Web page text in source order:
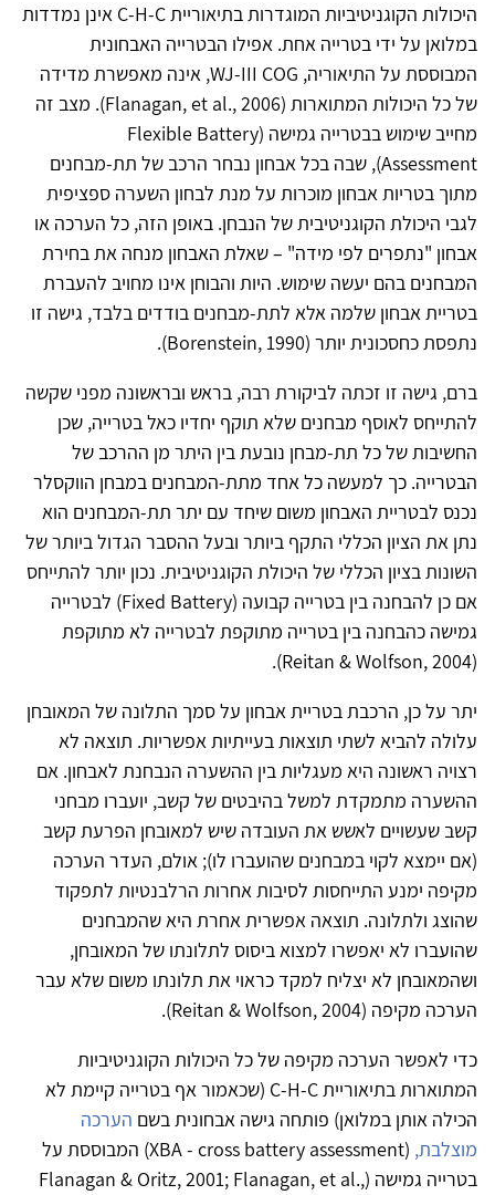
היכולות הקוגניטיביות המוגדרות בתיאוריית C-H-C אינן נמדדות
במלואן על ידי בטרייה אחת. אפילו הבטרייה האבחונית
המבוססת על התיאוריה, WJ-III COG, אינה מאפשרת מדידה
של כל היכולות המתוארות (Flanagan, et al., 2006). מצב זה
מחייב שימוש בבטרייה גמישה (Flexible Battery
Assessment), שבה בכל אבחון נבחר הרכב של תת-מבחנים
מתוך בטריות אבחון מוכרות על מנת לבחון השערה ספציפית
לגבי היכולת הקוגניטיבית של הנבחן. באופן הזה, כל הערכה או
אבחון "נתפרים לפי מידה" – שאלת האבחון מנחה את בחירת
המבחנים בהם יעשה שימוש. היות והבוחן אינו מחויב להעברת
בטריית אבחון שלמה אלא לתת-מבחנים בודדים בלבד, גישה זו
נתפסת כחסכונית יותר (Borenstein, 1990).
ברם, גישה זו זכתה לביקורת רבה, בראש ובראשונה מפני שקשה
להתייחס לאוסף מבחנים שלא תוקף יחדיו כאל בטרייה, שכן
החשיבות של כל תת-מבחן נובעת בין היתר מן ההרכב של
הבטרייה. כך למעשה כל אחד מתת-המבחנים במבחן הווקסלר
נכנס לבטריית האבחון משום שיחד עם יתר תת-המבחנים הוא
נתן את הציון הכללי התקף ביותר ובעל ההסבר הגדול ביותר של
השונות בציון הכללי של היכולת הקוגניטיבית. נכון יותר להתייחס
אם כן להבחנה בין בטרייה קבועה (Fixed Battery) לבטרייה
גמישה כהבחנה בין בטרייה מתוקפת לבטרייה לא מתוקפת
(Reitan & Wolfson, 2004).
יתר על כן, הרכבת בטריית אבחון על סמך התלונה של המאובחן
עלולה להביא לשתי תוצאות בעייתיות אפשריות. תוצאה לא
רצויה ראשונה היא מעגליות בין ההשערה הנבחנת לאבחון. אם
ההשערה מתמקדת למשל בהיבטים של קשב, יועברו מבחני
קשב שעשויים לאשש את העובדה שיש למאובחן הפרעת קשב
(אם יימצא לקוי במבחנים שהועברו לו); אולם, העדר הערכה
מקיפה ימנע התייחסות לסיבות אחרות הרלבנטיות לתפקוד
שהוצג ולתלונה. תוצאה אפשרית אחרת היא שהמבחנים
שהועברו לא יאפשרו למצוא ביסוס לתלונתו של המאובחן,
ושהמאובחן לא יצליח למקד כראוי את תלונתו משום שלא עבר
הערכה מקיפה (Reitan & Wolfson, 2004).
כדי לאפשר הערכה מקיפה של כל היכולות הקוגניטיביות
המתוארות בתיאוריית C-H-C (שכאמור אף בטרייה קיימת לא
הכילה אותן במלואן) פותחה גישה אבחונית בשם הערכה
מוצלבת,
(XBA - cross battery assessment) המבוססת על
בטרייה גמישה (Flanagan & Oritz, 2001; Flanagan, et al.,